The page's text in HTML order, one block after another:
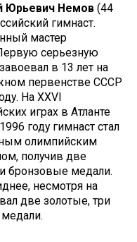
Юрьевич Немов (44
гимнаст.
мастер
серьезную
в 13 лет на
первенстве СССР
На XXVI
играх в Атланте
году гимнаст стал
олимпийским
получив две
бронзовые медали.
несмотря на
две золотые, три